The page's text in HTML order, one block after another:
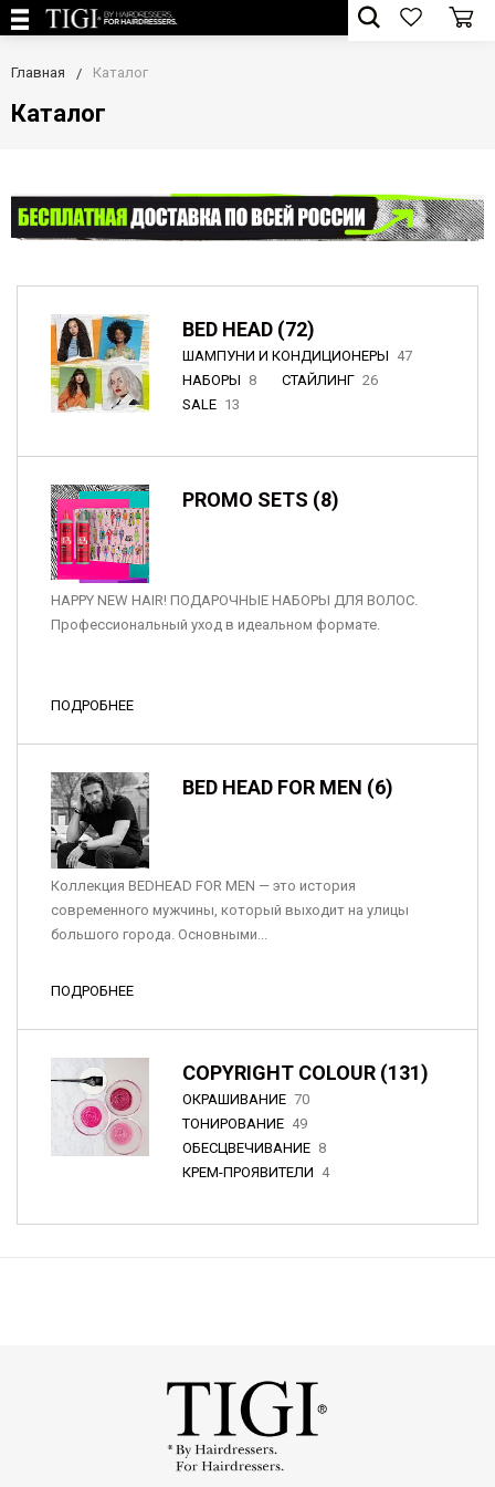
Главная Каталог
Каталог
BED HEAD (72)
ШАМПУНИ И КОНДИЦИОНЕРЫ 47
НАБОРЫ 8 СТАЙЛИНГ 26
SALE 13
PROMO SETS (8)
HAPPY NEW HAIR! ПОДАРОЧНЫЕ НАБОРЫ ДЛЯ ВОЛОС.
Профессиональный уход в идеальном формате.
ПОДРОБНЕЕ
BED HEAD FOR MEN (6)
Коллекция BEDHEAD FOR MEN — это история
современного мужчины, который выходит на улицы
большого города. Основными...
ПОДРОБНЕЕ
COPYRIGHT COLOUR (131)
ОКРАШИВАНИЕ 70
ТОНИРОВАНИЕ 49
ОБЕСЦВЕЧИВАНИЕ 8
КРЕМ-ПРОЯВИТЕЛИ 4